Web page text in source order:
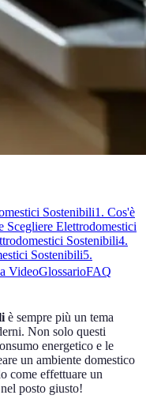
Sostenibili1. Cos'è
Scegliere Elettrodomestici
Sostenibili4.
Sostenibili5.
VideoGlossarioFAQ
è sempre più un tema
Non solo questi
energetico e le
un ambiente domestico
come effettuare un
posto giusto!